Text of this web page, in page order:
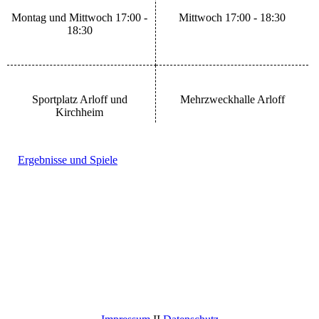
Montag und Mittwoch 17:00 -
18:30
Mittwoch 17:00 - 18:30
Sportplatz Arloff und
Kirchheim
Mehrzweckhalle Arloff
Ergebnisse und Spiele